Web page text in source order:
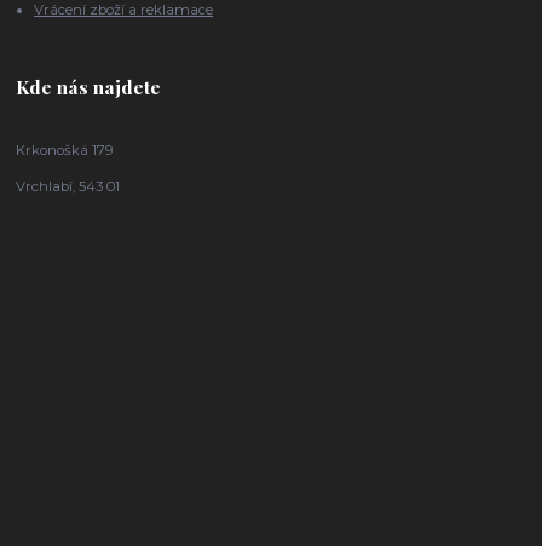
Vrácení zboží a reklamace
Kde nás najdete
Krkonošká 179
Vrchlabí, 543 01